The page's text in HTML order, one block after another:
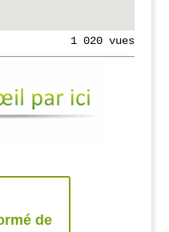
1 020 vues